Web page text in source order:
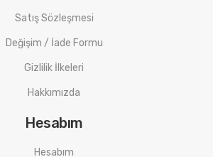
Satış Sözleşmesi
Değişim / İade Formu
Gizlilik İlkeleri
Hakkımızda
Hesabım
Hesabım